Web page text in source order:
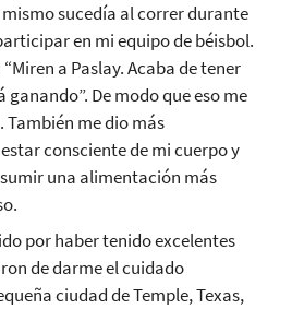
sucedía al correr durante
en mi equipo de béisbol.
a Paslay. Acaba de tener
ganando”. De modo que eso me
También me dio más
consciente de mi cuerpo y
una alimentación más
por haber tenido excelentes
de darme el cuidado
ciudad de Temple, Texas,